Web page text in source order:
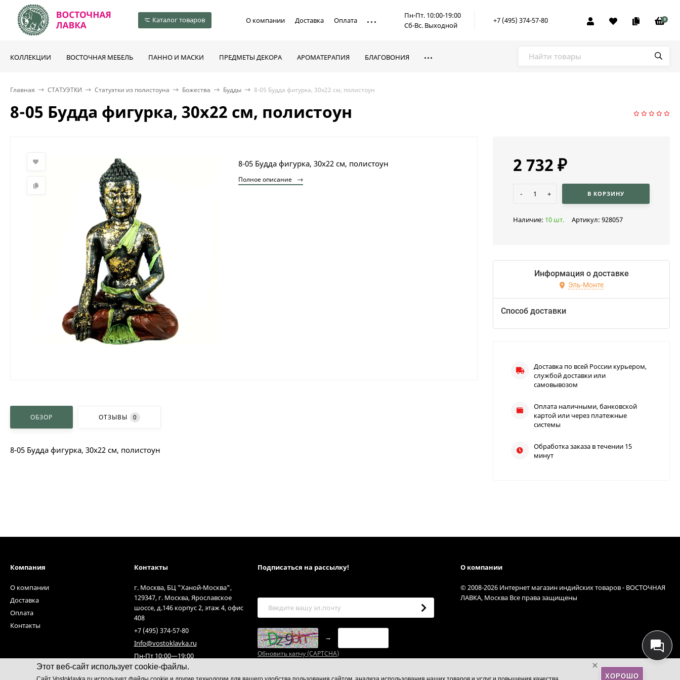
Этот веб-сайт использует cookie-файлы.
ХОРОШО
Каталог товаров О компании Доставка Оплата
Пн-Пт. 10:00-19:00
Сб-Вс. Выходной
+7 (495) 374-57-80 0
КОЛЛЕКЦИИ ВОСТОЧНАЯ МЕБЕЛЬ ПАННО И МАСКИ ПРЕДМЕТЫ ДЕКОРА АРОМАТЕРАПИЯ БЛАГОВОНИЯ
Главная СТАТУЭТКИ Статуэтки из полистоуна Божества Будды 8-05 Будда фигурка, 30х22 см, полистоун
8-05 Будда фигурка, 30х22 см, полистоун
8-05 Будда фигурка, 30х22 см, полистоун
Полное описание
ОБЗОР ОТЗЫВЫ 0
8-05 Будда фигурка, 30х22 см, полистоун
2 732 ₽
- + В КОРЗИНУ
Наличие: 10 шт. Артикул: 928057
Информация о доставке
Эль-Монте
Способ доставки
Доставка по всей России курьером,
службой доставки или
самовывозом
Оплата наличными, банковской
картой или через платежные
системы
Обработка заказа в течении 15
минут
Компания
О компании
Доставка
Оплата
Контакты
Контакты
г. Москва, БЦ "Ханой-Москва",
129347, г. Москва, Ярославское
шоссе, д.146 корпус 2, этаж 4, офис
408
+7 (495) 374-57-80
Info@vostoklavka.ru
Пн-Пт 10:00—19:00
Подписаться на рассылкy!
→
Обновить капчу (CAPTCHA)
О компании
© 2008-2026 Интернет магазин индийских товаров - ВОСТОЧНАЯ
ЛАВКА, Москва Все права защищены